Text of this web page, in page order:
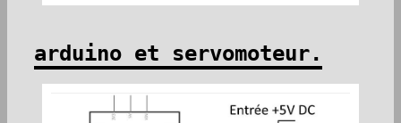
arduino et servomoteur.